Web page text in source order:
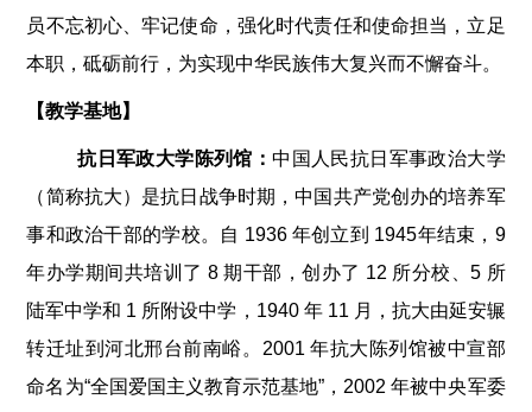
员不忘初心、牢记使命， 强化时代责任和使命担当，立足
本职，砥砺前行，为实现中华民族伟大复兴而不懈奋斗。
【教学基地】
抗日军政大学陈列馆 ：中国人民抗日军事政治大学
（简称抗大）是抗日战争时期，中国共产党创办的培养军
事和政治干部的学校。自 1936 年创立到 1945年结束，9
年办学期间共培训了 8 期干部，创办了 12 所分校、5 所
陆军中学和 1 所附设中学，1940 年 11 月，抗大由延安辗
转迁址到河北邢台前南峪。2001 年抗大陈列馆被中宣部
命名为“全国爱国主义教育示范基地”，2002 年被中央军委